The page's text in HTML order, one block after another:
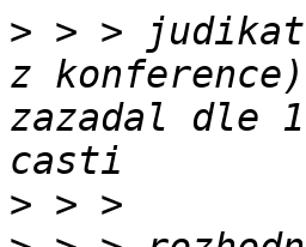
> > >
z
zazadal dle
>